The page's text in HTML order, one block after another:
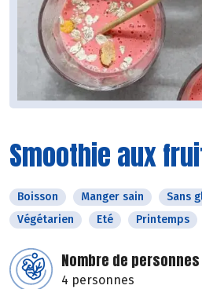
Smoothie aux
Boisson Manger sain Sans
Végétarien
Eté Printemps
Nombre de personnes
4 personnes